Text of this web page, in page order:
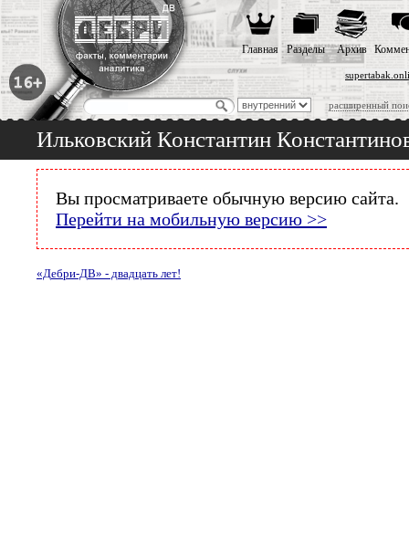
расширенный
Главная Разделы Архив
Ильковский Константин
Вы просматриваете обычную версию сайта.
Перейти на мобильную версию >>
«Дебри-ДВ» - двадцать лет!